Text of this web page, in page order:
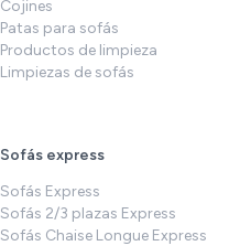
Cojines
Patas para sofás
Productos de limpieza
Limpiezas de sofás
Sofás express
Sofás Express
Sofás 2/3 plazas Express
Sofás Chaise Longue Express